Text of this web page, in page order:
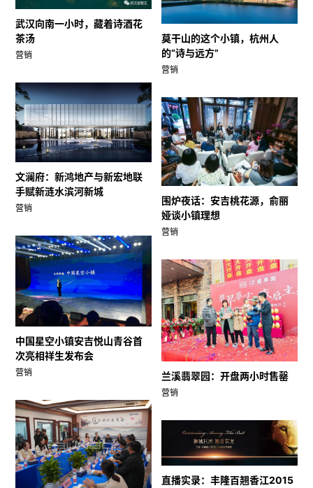
武汉向南一小时，藏着诗酒花
茶汤
营销
莫干山的这个小镇，杭州人
的“诗与远方”
营销
文澜府：新鸿地产与新宏地联
手赋新涟水滨河新城
营销
围炉夜话：安吉桃花源，俞丽
娅谈小镇理想
营销
中国星空小镇安吉悦山青谷首
次亮相祥生发布会
营销 兰溪翡翠园：开盘两小时售罄
营销
直播实录：丰隆百翘香江2015